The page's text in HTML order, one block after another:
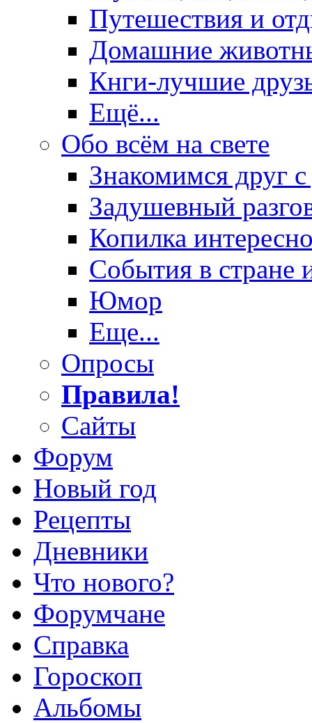
Путешествия и
Домашние
Кнги-лучшие
Ещё...
Обо всём на свете
Знакомимся друг
Задушевный
Копилка
События в стране
Юмор
Еще...
Опросы
Правила!
Сайты
Форум
Новый год
Рецепты
Дневники
Что нового?
Форумчане
Справка
Гороскоп
Альбомы